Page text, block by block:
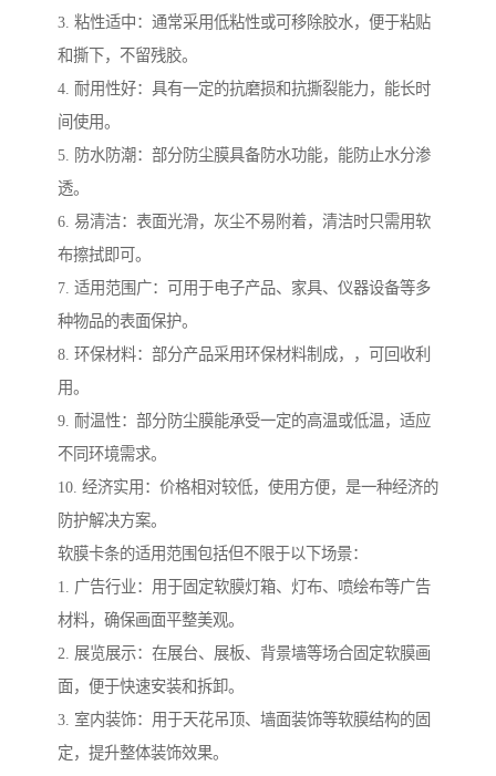
3. 粘性适中：通常采用低粘性或可移除胶水，便于粘贴
和撕下，不留残胶。
4. 耐用性好：具有一定的抗磨损和抗撕裂能力，能长时
间使用。
5. 防水防潮：部分防尘膜具备防水功能，能防止水分渗
透。
6. 易清洁：表面光滑，灰尘不易附着，清洁时只需用软
布擦拭即可。
7. 适用范围广：可用于电子产品、家具、仪器设备等多
种物品的表面保护。
8. 环保材料：部分产品采用环保材料制成，，可回收利
用。
9. 耐温性：部分防尘膜能承受一定的高温或低温，适应
不同环境需求。
10. 经济实用：价格相对较低，使用方便，是一种经济的
防护解决方案。
软膜卡条的适用范围包括但不限于以下场景：
1. 广告行业：用于固定软膜灯箱、灯布、喷绘布等广告
材料，确保画面平整美观。
2. 展览展示：在展台、展板、背景墙等场合固定软膜画
面，便于快速安装和拆卸。
3. 室内装饰：用于天花吊顶、墙面装饰等软膜结构的固
定，提升整体装饰效果。